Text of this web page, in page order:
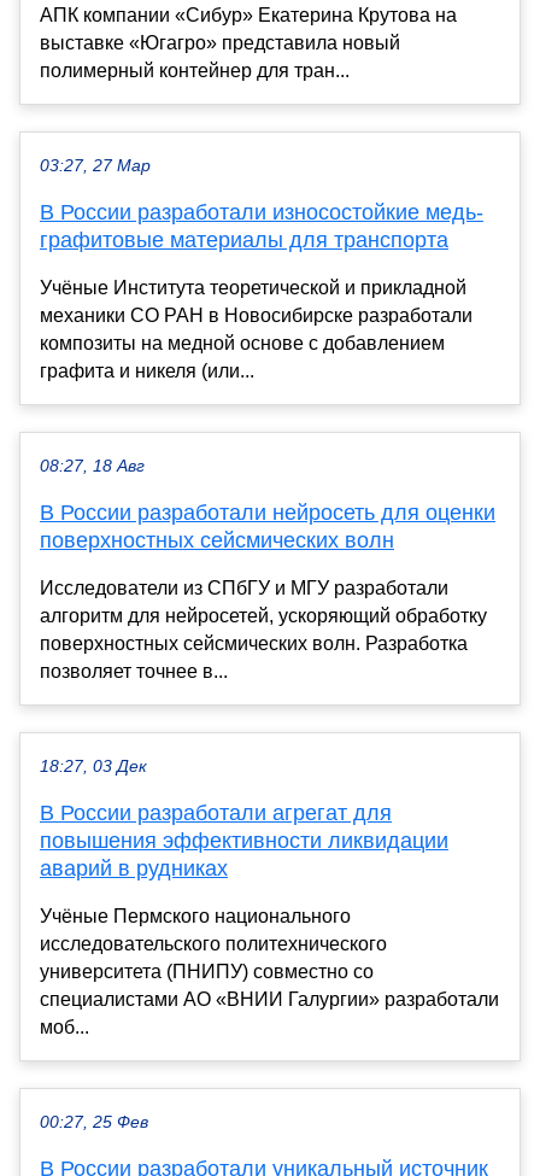
АПК компании «Сибур» Екатерина Крутова на
выставке «Югагро» представила новый
полимерный контейнер для тран...
03:27, 27 Мар
В России разработали износостойкие медь-
графитовые материалы для транспорта
Учёные Института теоретической и прикладной
механики СО РАН в Новосибирске разработали
композиты на медной основе с добавлением
графита и никеля (или...
08:27, 18 Авг
В России разработали нейросеть для оценки
поверхностных сейсмических волн
Исследователи из СПбГУ и МГУ разработали
алгоритм для нейросетей, ускоряющий обработку
поверхностных сейсмических волн. Разработка
позволяет точнее в...
18:27, 03 Дек
В России разработали агрегат для
повышения эффективности ликвидации
аварий в рудниках
Учёные Пермского национального
исследовательского политехнического
университета (ПНИПУ) совместно со
специалистами АО «ВНИИ Галургии» разработали
моб...
00:27, 25 Фев
В России разработали уникальный источник